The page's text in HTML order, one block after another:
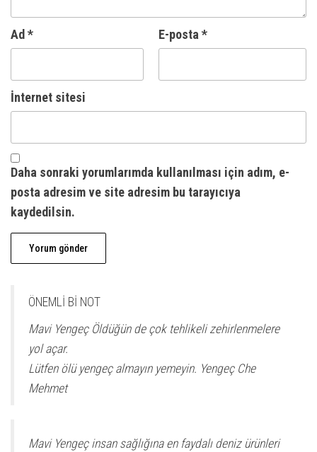
Ad * E-posta*
İnternet sitesi
Daha sonraki yorumlarımda kullanılması için adım, e-
posta adresim ve site adresim bu tarayıcıya
kaydedilsin.
ÖNEMLİ Bİ NOT
Mavi Yengeç Öldüğün de çok tehlikeli zehirlenmelere
yol açar.
Lütfen ölü yengeç almayın yemeyin. Yengeç Che
Mehmet
Mavi Yengeç insan sağlığına en faydalı deniz ürünleri